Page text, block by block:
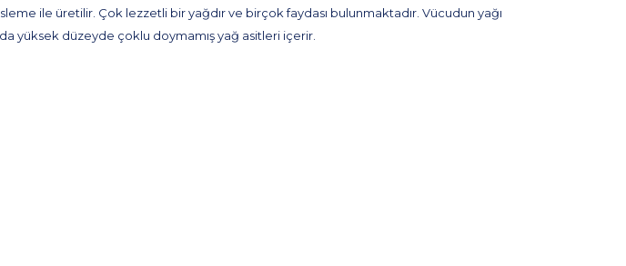
ile üretilir. Çok lezzetli bir yağdır ve birçok faydası bulunmaktadır. Vücudun yağı
yüksek düzeyde çoklu doymamış yağ asitleri içerir.